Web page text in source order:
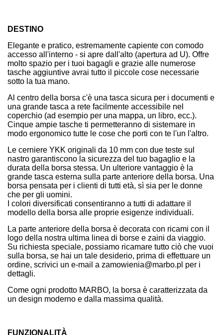
DESTINO
Elegante e pratico, estremamente capiente con comodo
accesso all'interno - si apre dall'alto (apertura ad U). Offre
molto spazio per i tuoi bagagli e grazie alle numerose
tasche aggiuntive avrai tutto il piccole cose necessarie
sotto la tua mano.
Al centro della borsa c'è una tasca sicura per i documenti e
una grande tasca a rete facilmente accessibile nel
coperchio (ad esempio per una mappa, un libro, ecc.).
Cinque ampie tasche ti permetteranno di sistemare in
modo ergonomico tutte le cose che porti con te l'un l'altro.
Le cerniere YKK originali da 10 mm con due teste sul
nastro garantiscono la sicurezza del tuo bagaglio e la
durata della borsa stessa. Un ulteriore vantaggio è la
grande tasca esterna sulla parte anteriore della borsa. Una
borsa pensata per i clienti di tutti età, sì sia per le donne
che per gli uomini.
I colori diversificati consentiranno a tutti di adattare il
modello della borsa alle proprie esigenze individuali.
La parte anteriore della borsa è decorata con ricami con il
logo della nostra ultima linea di borse e zaini da viaggio.
Su richiesta speciale, possiamo ricamare tutto ciò che vuoi
sulla borsa, se hai un tale desiderio, prima di effettuare un
ordine, scrivici un e-mail a zamowienia@marbo.pl per i
dettagli.
Come ogni prodotto MARBO, la borsa è caratterizzata da
un design moderno e dalla massima qualità.
FUNZIONALITÀ